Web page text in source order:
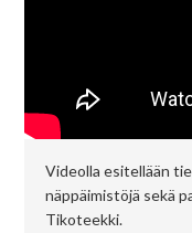
Videolla esitellään
näppäimistöjä sekä
Tikoteekki.